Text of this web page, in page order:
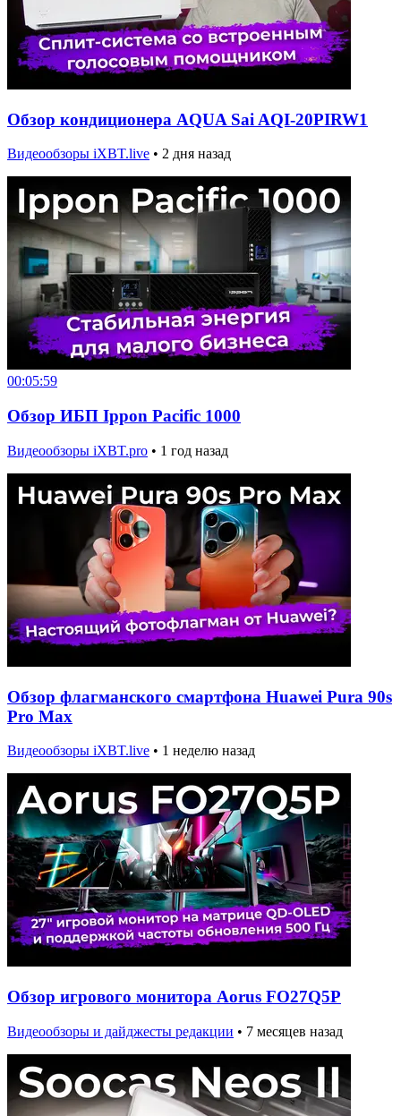
Обзор кондиционера AQUA Sai AQI-20PIRW1
Видеообзоры iXBT.live • 2 дня назад
00:05:59
Обзор ИБП Ippon Pacific 1000
Видеообзоры iXBT.pro • 1 год назад
Обзор флагманского смартфона Huawei Pura 90s
Pro Max
Видеообзоры iXBT.live • 1 неделю назад
Обзор игрового монитора Aorus FO27Q5P
Видеообзоры и дайджесты редакции • 7 месяцев назад